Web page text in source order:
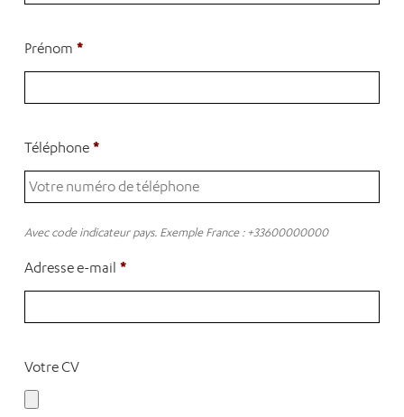
Prénom *
Téléphone *
Avec code indicateur pays. Exemple France : +33600000000
Adresse e-mail *
Votre CV